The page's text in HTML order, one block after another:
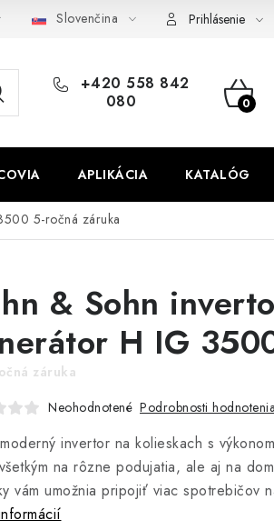
od zmluvy Doprava a platba
Slovenčina Prihlásenie
+420 558 842
080
APLIKÁCIA KATALÓG
5-ročná záruka
& Sohn
H IG
záruka
Neohodnotené Podrobnosti hodnotenia
invertor na kolieskach s
na rôzne podujatia, ale aj na
vám umožnia pripojiť viac spotrebičov